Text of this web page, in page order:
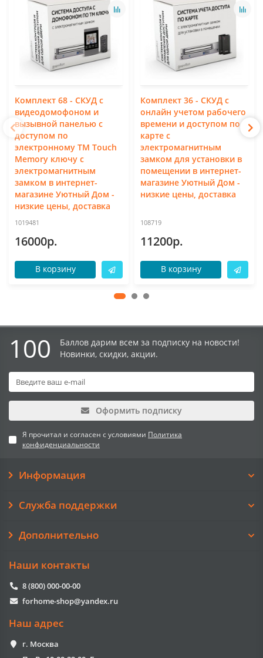
Комплект 68 - СКУД с
видеодомофоном и
вызывной панелью с
доступом по
электронному TM Touch
Memory ключу с
электромагнитным
замком в интернет-
магазине Уютный Дом -
низкие цены, доставка
1019481
16000р.
В корзину
Комплект 36 - СКУД с
онлайн учетом рабочего
времени и доступом по
карте с
электромагнитным
замком для установки в
помещении в интернет-
магазине Уютный Дом -
низкие цены, доставка
108719
11200р.
В корзину
100
Баллов дарим всем за подписку на новости!
Новинки, скидки, акции.
Оформить подписку
Я прочитал и согласен с условиями Политика
конфиденциальности
Информация
Служба поддержки
Дополнительно
Наши контакты
8 (800) 000-00-00
forhome-shop@yandex.ru
Наш адрес
г. Москва